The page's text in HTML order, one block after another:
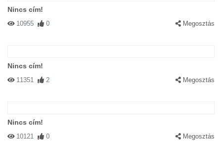
Nincs cím!
10955 0 Megosztás
Nincs cím!
11351 2 Megosztás
Nincs cím!
10121 0 Megosztás